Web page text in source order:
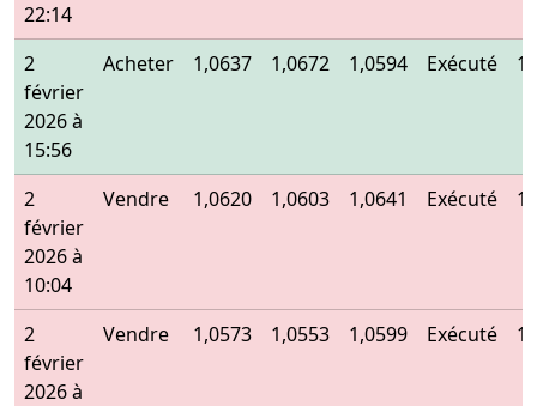
22:14
2
février
2026 à
15:56
Acheter 1,0637 1,0672 1,0594 Exécuté
2
février
2026 à
10:04
Vendre 1,0620 1,0603 1,0641 Exécuté
2
février
2026 à
Vendre 1,0573 1,0553 1,0599 Exécuté